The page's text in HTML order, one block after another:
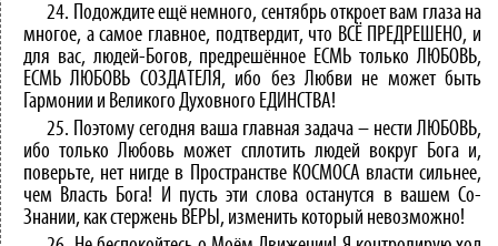
24. Подождите ещё немного, сентябрь откроет вам глаза на
многое, а самое главное, подтвердит, что ВСЁ ПРЕДРЕШЕНО, и
для вас, людей-Богов, предрешённое ЕСМЬ только ЛЮБОВЬ,
ЕСМЬ ЛЮБОВЬ СОЗДАТЕЛЯ, ибо без Любви не может быть
Гармонии и Великого Духовного ЕДИНСТВА!
25. Поэтому сегодня ваша главная задача – нести ЛЮБОВЬ,
ибо только Любовь может сплотить людей вокруг Бога и,
поверьте, нет нигде в Пространстве КОСМОСА власти сильнее,
чем Власть Бога! И пусть эти слова останутся в вашем Со-
Знании, как стержень ВЕРЫ, изменить который невозможно!